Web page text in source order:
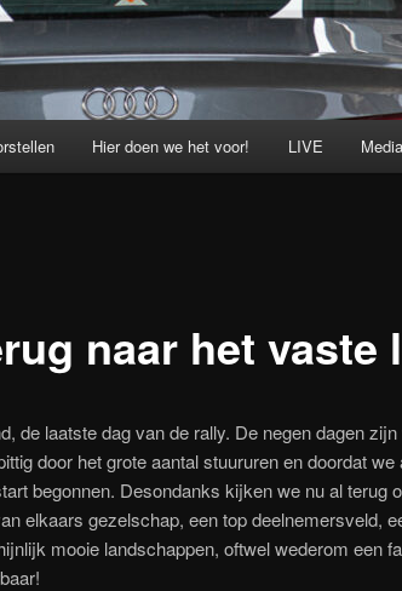
Hier doen we het voor! LIVE Media
naar het vaste
de laatste dag van de rally. De negen dagen
door het grote aantal stuururen en doordat we
begonnen. Desondanks kijken we nu al terug
elkaars gezelschap, een top deelnemersveld,
mooie landschappen, oftwel wederom een